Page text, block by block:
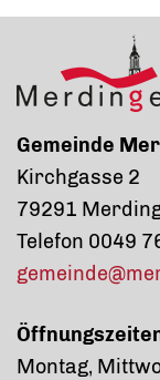
Gemeinde
Kirchgasse 2
79291
Telefon 0049
Montag,